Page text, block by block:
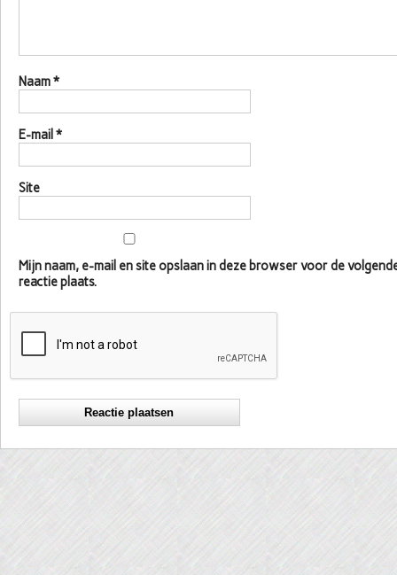
Naam*
E-mail *
Site
Mijn naam, e-mail en site opslaan in deze browser voor de
reactie plaats.